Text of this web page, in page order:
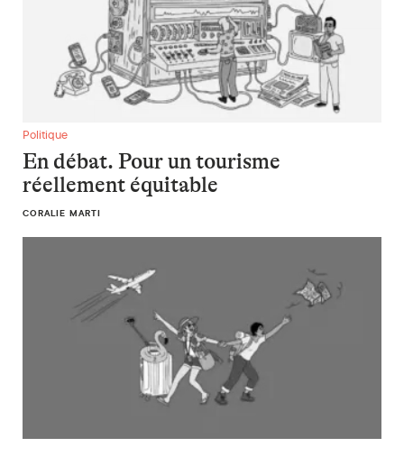
En débat. Pour un tourisme réellement équitable
Politique
En débat. Pour un tourisme
réellement équitable
CORALIE MARTI